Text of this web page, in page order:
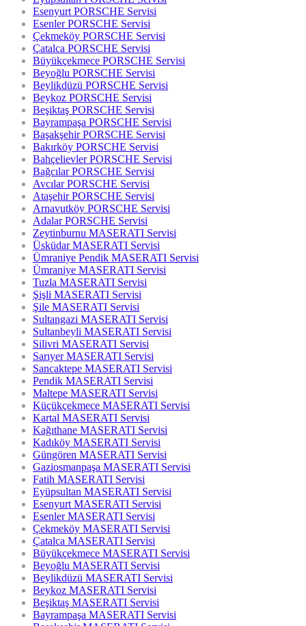
Esenyurt PORSCHE Servisi
Esenler PORSCHE Servisi
Çekmeköy PORSCHE Servisi
Çatalca PORSCHE Servisi
Büyükçekmece PORSCHE Servisi
Beyoğlu PORSCHE Servisi
Beylikdüzü PORSCHE Servisi
Beykoz PORSCHE Servisi
Beşiktaş PORSCHE Servisi
Bayrampaşa PORSCHE Servisi
Başakşehir PORSCHE Servisi
Bakırköy PORSCHE Servisi
Bahçelievler PORSCHE Servisi
Bağcılar PORSCHE Servisi
Avcılar PORSCHE Servisi
Ataşehir PORSCHE Servisi
Arnavutköy PORSCHE Servisi
Adalar PORSCHE Servisi
Zeytinburnu MASERATI Servisi
Üsküdar MASERATI Servisi
Ümraniye Pendik MASERATI Servisi
Ümraniye MASERATI Servisi
Tuzla MASERATI Servisi
Şişli MASERATI Servisi
Şile MASERATI Servisi
Sultangazi MASERATI Servisi
Sultanbeyli MASERATI Servisi
Silivri MASERATI Servisi
Sarıyer MASERATI Servisi
Sancaktepe MASERATI Servisi
Pendik MASERATI Servisi
Maltepe MASERATI Servisi
Küçükçekmece MASERATI Servisi
Kartal MASERATI Servisi
Kağıthane MASERATI Servisi
Kadıköy MASERATI Servisi
Güngören MASERATI Servisi
Gaziosmanpaşa MASERATI Servisi
Fatih MASERATI Servisi
Eyüpsultan MASERATI Servisi
Esenyurt MASERATI Servisi
Esenler MASERATI Servisi
Çekmeköy MASERATI Servisi
Çatalca MASERATI Servisi
Büyükçekmece MASERATI Servisi
Beyoğlu MASERATI Servisi
Beylikdüzü MASERATI Servisi
Beykoz MASERATI Servisi
Beşiktaş MASERATI Servisi
Bayrampaşa MASERATI Servisi